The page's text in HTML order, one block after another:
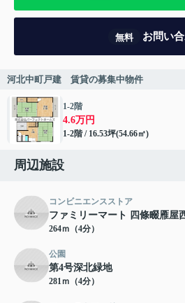
無料 お問い
河北中町戸建 賃貸の募集中物件
1-2階
4.6万円
1-2階 / 16.53坪(54.66㎡)
周辺施設
コンビニエンスストア
ファミリーマート 四條畷雁屋
264ｍ（4分）
公園
第4号深北緑地
281ｍ（4分）